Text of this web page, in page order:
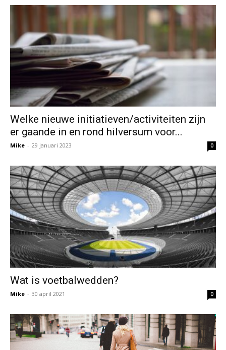
Welke nieuwe initiatieven/activiteiten zijn
er gaande in en rond hilversum voor...
Mike - 29 januari 2023 0
Wat is voetbalwedden?
Mike - 30 april 2021 0